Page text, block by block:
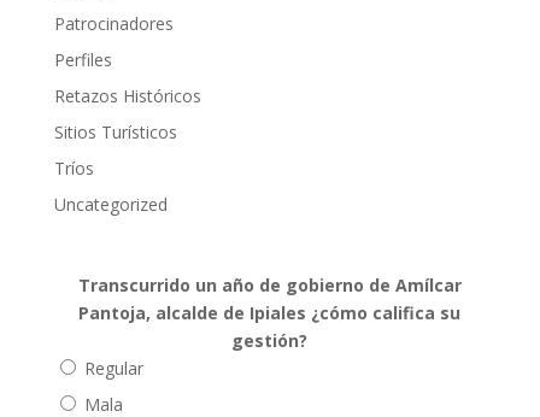
Patrocinadores
Perfiles
Retazos Históricos
Sitios Turísticos
Tríos
Uncategorized
Transcurrido un año de gobierno de Amílcar
Pantoja, alcalde de Ipiales ¿cómo califica su
gestión?
Regular
Mala